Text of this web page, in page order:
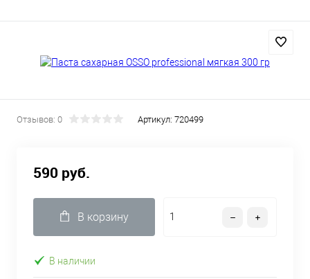
Отзывов: 0 Артикул: 720499
590 руб.
В корзину
В наличии